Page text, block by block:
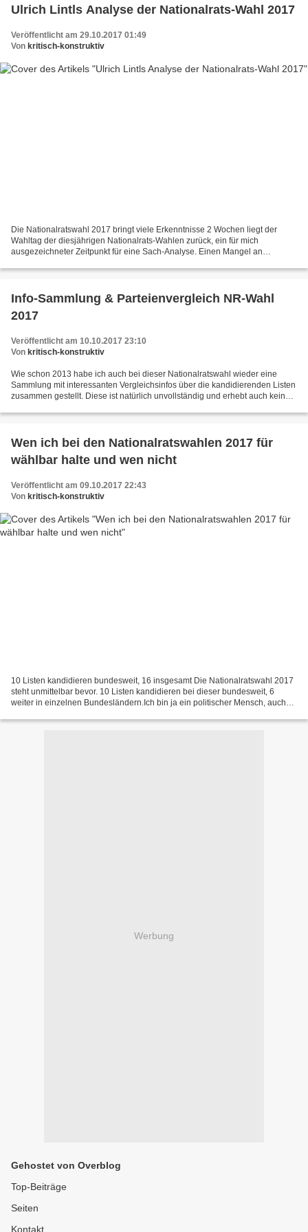
Ulrich Lintls Analyse der Nationalrats-Wahl 2017
Veröffentlicht am 29.10.2017 01:49
Von kritisch-konstruktiv
Die Nationalratswahl 2017 bringt viele Erkenntnisse 2 Wochen liegt der
Wahltag der diesjährigen Nationalrats-Wahlen zurück, ein für mich
ausgezeichneter Zeitpunkt für eine Sach-Analyse. Einen Mangel an
Info-Sammlung & Parteienvergleich NR-Wahl
2017
Veröffentlicht am 10.10.2017 23:10
Von kritisch-konstruktiv
Wie schon 2013 habe ich auch bei dieser Nationalratswahl wieder eine
Sammlung mit interessanten Vergleichsinfos über die kandidierenden Listen
zusammen gestellt. Diese ist natürlich unvollständig und erhebt auch keinen
Wen ich bei den Nationalratswahlen 2017 für
wählbar halte und wen nicht
Veröffentlicht am 09.10.2017 22:43
Von kritisch-konstruktiv
10 Listen kandidieren bundesweit, 16 insgesamt Die Nationalratswahl 2017
steht unmittelbar bevor. 10 Listen kandidieren bei dieser bundesweit, 6
weiter in einzelnen Bundesländern.Ich bin ja ein politischer Mensch, auch
Werbung
Gehostet von Overblog
Top-Beiträge
Seiten
Kontakt